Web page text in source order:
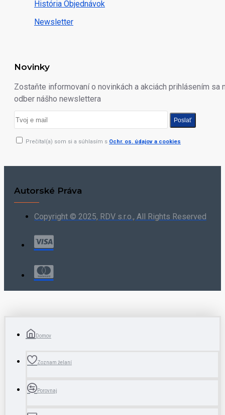
História Objednávok
Newsletter
Novinky
Zostaňte informovaní o novinkách a akciách prihlásením sa
odber nášho newslettera
Poslať
Prečítal(a) som si a súhlasím s Ochr. os. údajov a cookies
Autorské Práva
Copyright © 2025, RDV s.r.o., All Rights Reserved
Domov
Zoznam želaní
Porovnaj